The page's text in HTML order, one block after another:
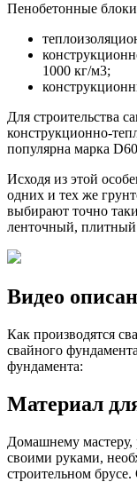
Пенобетонные блоки
1000 кг/м3;
Для строительства
конструкционно-
популярна марка
Исходя из этой
одних и тех же
выбирают точно
ленточный,
Видео
Как производятся
свайного
фундамента:
Материал
Домашнему мастеру,
своими руками,
строительном